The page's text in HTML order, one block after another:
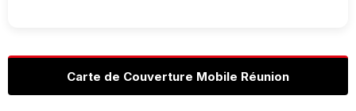
Carte de Couverture Mobile Réunion